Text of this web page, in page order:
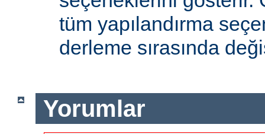
tüm yapılandırma
derleme sırasında
Yorumlar